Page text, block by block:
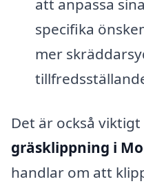
att anpassa
specifika
mer
Det är också
gräsklippning i
handlar om att